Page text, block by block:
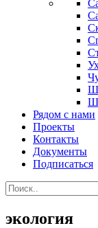
Рядом с нами
Проекты
Контакты
Документы
Подписаться
экология